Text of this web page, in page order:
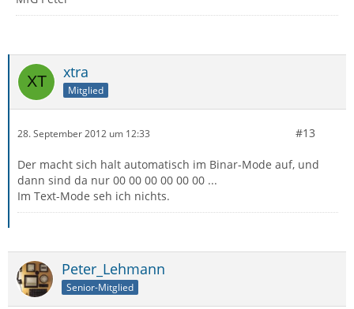
xtra
Mitglied
28. September 2012 um 12:33 #13
Der macht sich halt automatisch im Binar-Mode auf, und
dann sind da nur 00 00 00 00 00 00 ...
Im Text-Mode seh ich nichts.
Peter_Lehmann
Senior-Mitglied